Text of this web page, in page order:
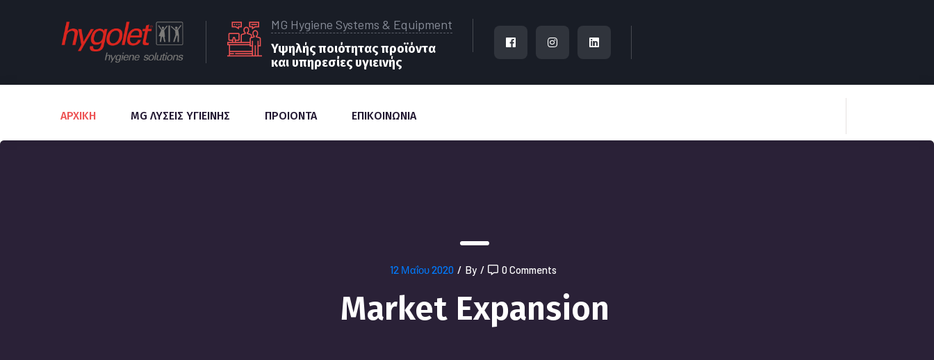
MG Hygiene Systems & Equipment
Υψηλής ποιότητας προϊόντα
και υπηρεσίες υγιεινής
ΑΡΧΙΚΗ MG ΛΥΣΕΙΣ ΥΓΙΕΙΝΗΣ ΠΡΟΙΟΝΤΑ ΕΠΙΚΟΙΝΩΝΙΑ
12 Μαΐου 2020 / By / 0 Comments
Market Expansion